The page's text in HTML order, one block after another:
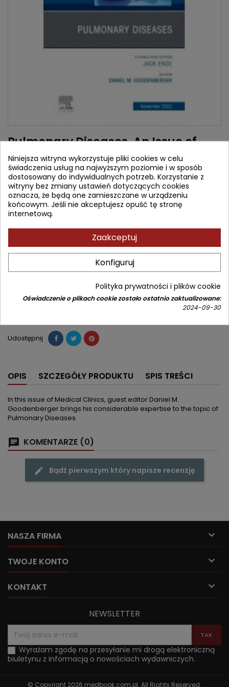
Pulmonary Diseases, An Issue of
Medical Clinics of North America
Autorzy:
Daniel M. Goodenberger
Wydawca:Elsevier
ISBN:9780323938631
393,07 zł 334,11 zł Brutto
Najniższa cena w okresie 30 dni przed promocją:
Dodaj do koszyka
Udostępnij
OPIS SZCZEGÓŁY PRODUKTU SPIS TREŚCI
In this issue of Medical Clinics, guest editor Daniel M.
Goodenberger brings his considerable expertise to the topic of
Pulmonary Diseases.
KOMENTARZE (0)
Bądź pierwszym który napisze recenzję
NASZA FIRMA 
TWOJE KONTO 
KONTAKT 
NEWSLETTER
Wyrażam zgodę na przesyłanie mi drogą elektroniczną
biuletynu z informacją o nowościach wydawniczych.
© Copyright 2026 medbook.com.pl. All Rights Reserved.
Niniejsza witryna wykorzystuje pliki cookies w celu
świadczenia usług na najwyższym poziomie i w sposób
dostosowany do indywidualnych potrzeb. Korzystanie z
witryny bez zmiany ustawień dotyczących cookies
oznacza, że będą one zamieszczane w urządzeniu
końcowym. Jeśli nie akceptujesz opuść tę stronę
internetową.
Zaakceptuj
Konfiguruj
Polityka prywatności i plików cookie
Oświadczenie o plikach cookie zostało ostatnio zaktualizowane:
2024-09-30